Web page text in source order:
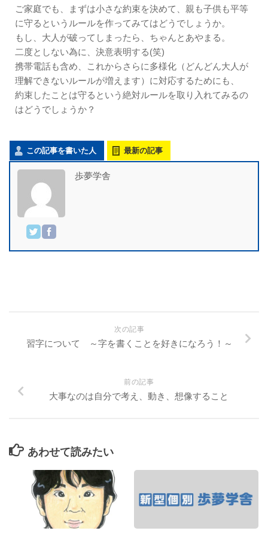
ご家庭でも、まずは小さな約束を決めて、親も子供も平等
に守るというルールを作ってみてはどうでしょうか。
もし、大人が破ってしまったら、ちゃんとあやまる。
二度としない為に、決意表明する(笑)
携帯電話も含め、これからさらに多様化（どんどん大人が
理解できないルールが増えます）に対応するためにも、
約束したことは守るという絶対ルールを取り入れてみるの
はどうでしょうか？
この記事を書いた人 最新の記事
歩夢学舎
次の記事
習字について ～字を書くことを好きになろう！～
前の記事
大事なのは自分で考え、動き、想像すること
あわせて読みたい